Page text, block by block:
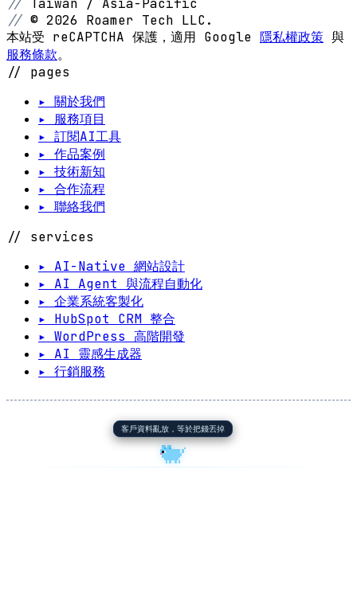
// Taiwan / Asia-Pacific
// © 2026 Roamer Tech LLC.
本站受 reCAPTCHA 保護，適用 Google 隱私權政策 與
服務條款。
// pages
▸ 關於我們
▸ 服務項目
▸ 訂閱AI工具
▸ 作品案例
▸ 技術新知
▸ 合作流程
▸ 聯絡我們
// services
▸ AI-Native 網站設計
▸ AI Agent 與流程自動化
▸ 企業系統客製化
▸ HubSpot CRM 整合
▸ WordPress 高階開發
▸ AI 靈感生成器
▸ 行銷服務
客戶資料亂放，等於把錢丟掉